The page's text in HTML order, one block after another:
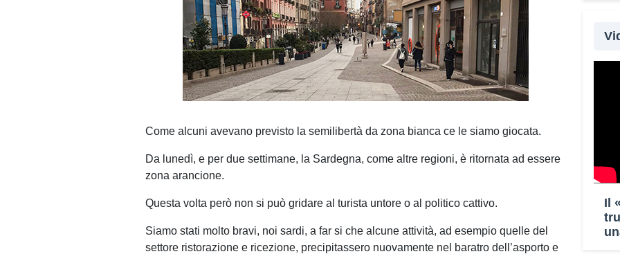
Come alcuni avevano previsto la semilibertà da zona bianca ce le siamo giocata.
Da lunedì, e per due settimane, la Sardegna, come altre regioni, è ritornata ad essere
zona arancione.
Questa volta però non si può gridare al turista untore o al politico cattivo.
Siamo stati molto bravi, noi sardi, a far si che alcune attività, ad esempio quelle del
settore ristorazione e ricezione, precipitassero nuovamente nel baratro dell’asporto e
Il